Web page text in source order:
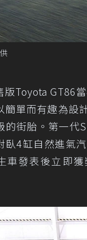
版Toyota GT86
簡單而有趣為設
的街胎。第一代
臥4缸自然進氣
車發表後立即